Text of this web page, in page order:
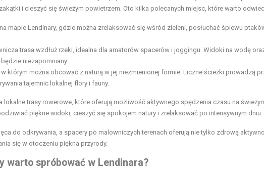
i cieszyć się świeżym powietrzem. Oto kilka polecanych miejsc, które warto
mapie Lendinary, gdzie można zrelaksować się wśród zieleni, posłuchać śpiewu
trasa wzdłuż rzeki, idealna dla amatorów spacerów i joggingu. Widoki na wodę
niezapomniany.
którym można obcować z naturą w jej niezmienionej formie. Liczne ścieżki prowadzą
tajemnic lokalnej flory i fauny.
lokalne trasy rowerowe, które oferują możliwość aktywnego spędzenia czasu na
piękne widoki, cieszyć się spokojem natury i zrelaksować po intensywnym dniu.
do odkrywania, a spacery po malowniczych terenach oferują nie tylko zdrową
się w otoczeniu piękna przyrody.
warto spróbować w Lendinara?